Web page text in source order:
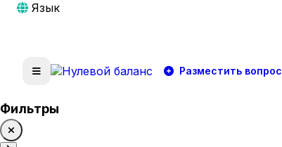
Язык
Разместить вопрос
Фильтры